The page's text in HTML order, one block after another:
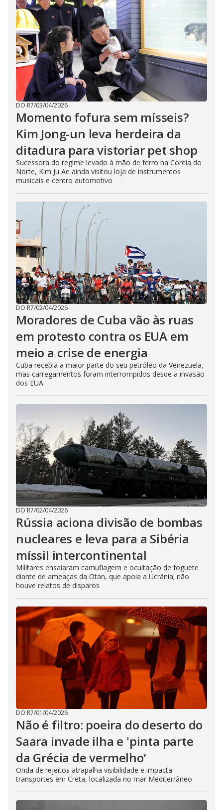
DO R7/03/04/2026
Momento fofura sem mísseis?
Kim Jong-un leva herdeira da
ditadura para vistoriar pet shop
Sucessora do regime levado à mão de ferro na Coreia do
Norte, Kim Ju Ae ainda visitou loja de instrumentos
musicais e centro automotivo
DO R7/02/04/2026
Moradores de Cuba vão às ruas
em protesto contra os EUA em
meio a crise de energia
Cuba recebia a maior parte do seu petróleo da Venezuela,
mas carregamentos foram interrompidos desde a invasão
dos EUA
DO R7/02/04/2026
Rússia aciona divisão de bombas
nucleares e leva para a Sibéria
míssil intercontinental
Militares ensaiaram camuflagem e ocultação de foguete
diante de ameaças da Otan, que apoia a Ucrânia; não
houve relatos de disparos
DO R7/01/04/2026
Não é filtro: poeira do deserto do
Saara invade ilha e 'pinta parte
da Grécia de vermelho’
Onda de rejeitos atrapalha visibilidade e impacta
transportes em Creta, localizada no mar Mediterrâneo